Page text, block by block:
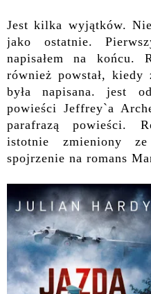
Jest kilka wyjątków.
jako ostatnie.
napisałem na końcu.
również powstał, kiedy
była napisana. jest
powieści Jeffrey`a
parafrazą powieści.
istotnie zmieniony
spojrzenie na romans